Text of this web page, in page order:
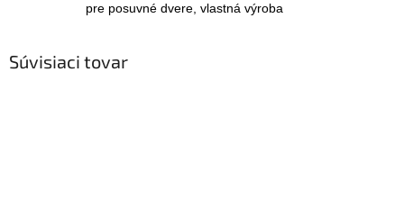
pre posuvné dvere, vlastná výroba
Súvisiaci tovar